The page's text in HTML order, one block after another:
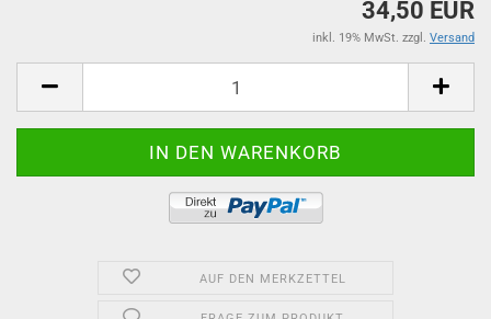
34,50 EUR
inkl. 19% MwSt. zzgl. Versand
AUF DEN MERKZETTEL